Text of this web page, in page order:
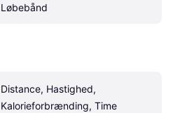
Løbebånd
Distance, Hastighed,
Kalorieforbrænding, Time